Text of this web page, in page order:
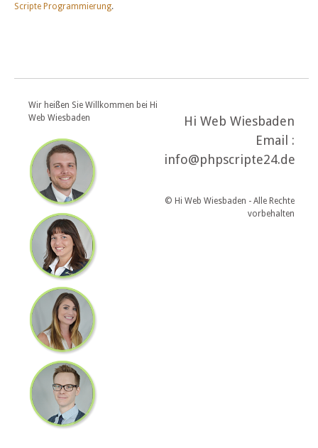
Scripte Programmierung.
Wir heißen Sie Willkommen bei Hi
Web Wiesbaden
Hi Web Wiesbaden
Email :
info@phpscripte24.de
© Hi Web Wiesbaden - Alle Rechte
vorbehalten